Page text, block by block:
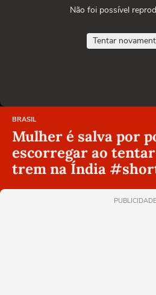
Não foi possível
Tentar
BRASIL
Mulher é salva por
escorregar ao
trem na Índia
PUBLICIDADE